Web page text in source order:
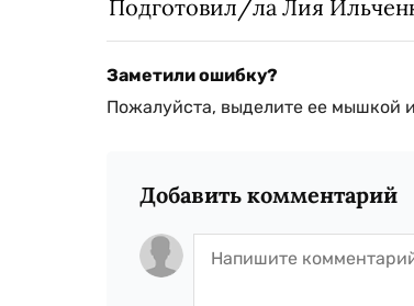
Подготовил/ла Лия
Заметили ошибку?
Пожалуйста, выделите ее мышкой
Добавить комментарий